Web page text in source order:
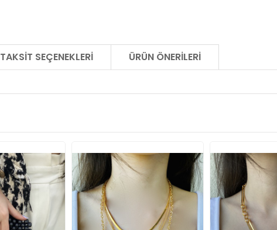
TAKSIT SEÇENEKLERI ÜRÜN ÖNERILERI